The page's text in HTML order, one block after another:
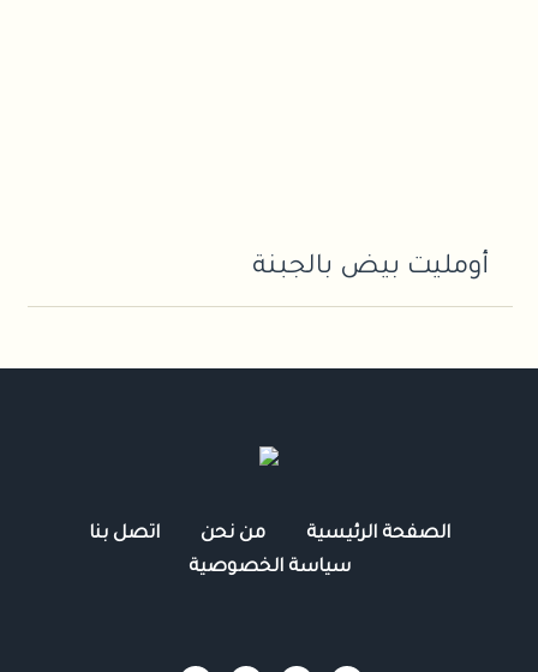
أومليت بيض بالجبنة
الصفحة الرئيسية من نحن
اتصل بنا
سياسة الخصوصية